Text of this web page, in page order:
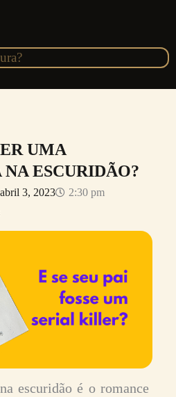
UMA
ESCURIDÃO?
abril 3, 2023
2:30 pm
escuridão é o romance